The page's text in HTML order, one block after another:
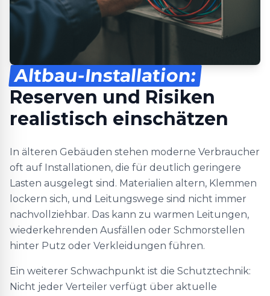
Altbau-Installation:
Reserven und Risiken
realistisch einschätzen
In älteren Gebäuden stehen moderne Verbraucher
oft auf Installationen, die für deutlich geringere
Lasten ausgelegt sind. Materialien altern, Klemmen
lockern sich, und Leitungswege sind nicht immer
nachvollziehbar. Das kann zu warmen Leitungen,
wiederkehrenden Ausfällen oder Schmorstellen
hinter Putz oder Verkleidungen führen.
Ein weiterer Schwachpunkt ist die Schutztechnik:
Nicht jeder Verteiler verfügt über aktuelle